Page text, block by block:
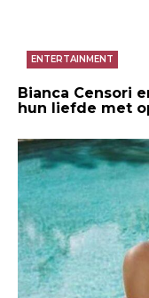
ENTERTAINMENT
Bianca Censori
hun liefde met